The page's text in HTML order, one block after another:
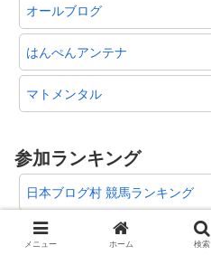
オールブログ
はんぺんアンテナ
マトメンタル
参加ランキング
日本ブログ村 競馬ランキング
競馬ブログランキング
メニュー ホーム 検索